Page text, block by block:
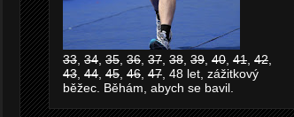
33, 34, 35, 36, 37, 38, 39, 40, 41, 42,
43, 44, 45, 46, 47, 48 let, zážitkový
běžec. Běhám, abych se bavil.